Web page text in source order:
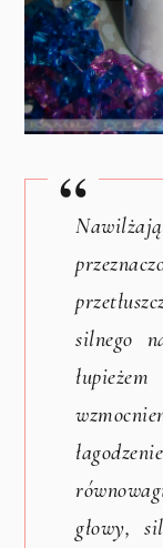
silnego
głowy,